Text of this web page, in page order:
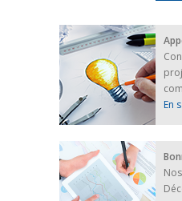
25 avril 2022
Afin d’accompagner au
ukrainiens arrivés en
FEUILLETER
En